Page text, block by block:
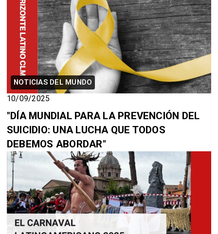
NOTICIAS DEL MUNDO
10/09/2025
"DÍA MUNDIAL PARA LA PREVENCIÓN DEL
SUICIDIO: UNA LUCHA QUE TODOS
DEBEMOS ABORDAR"